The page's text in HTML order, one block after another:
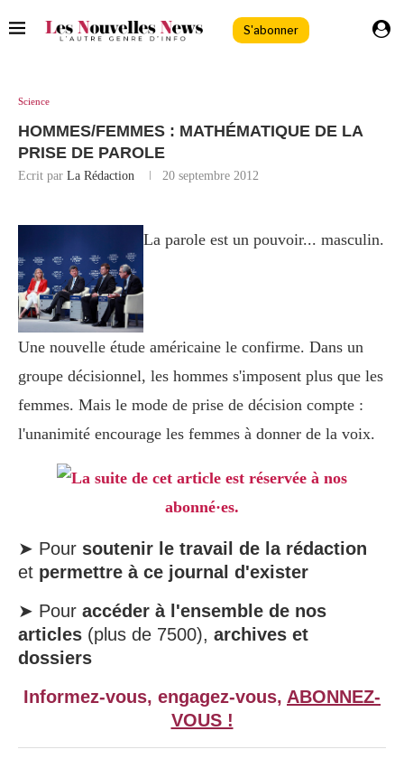
S'abonner
Science
HOMMES/FEMMES : MATHÉMATIQUE DE LA
PRISE DE PAROLE
Ecrit par La Rédaction 20 septembre 2012
La parole est un pouvoir... masculin.
Une nouvelle étude américaine le confirme. Dans un
groupe décisionnel, les hommes s'imposent plus que les
femmes. Mais le mode de prise de décision compte :
l'unanimité encourage les femmes à donner de la voix.
La suite de cet article est réservée à nos
abonné·es.
➤ Pour soutenir le travail de la rédaction
et permettre à ce journal d'exister
➤ Pour accéder à l'ensemble de nos
articles (plus de 7500), archives et
dossiers
Informez-vous, engagez-vous, ABONNEZ-
VOUS !